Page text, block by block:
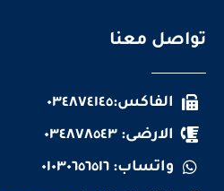
تواصل معنا
الفاكس:٠٣٤٨٧٤١٤٥
الارضى: ٠٣٤٨٧٨٥٤٣
واتساب: ٠١٠٣٠٦٥٦٥١٦